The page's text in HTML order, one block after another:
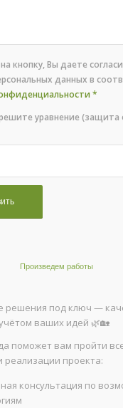
кнопку, Вы даете
данных в
*
уравнение (защита
Произведем работы
решения под ключ —
ваших идей 🌿🏡
поможет вам пройти
реализации проекта:
консультация по